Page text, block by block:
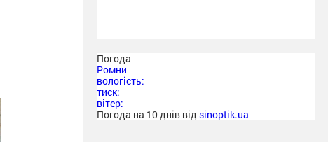
Погода
Ромни
вологість:
тиск:
вітер:
Погода на 10 днів від sinoptik.ua